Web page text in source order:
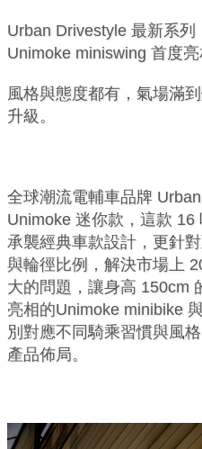
Urban Drivestyle 最新系
Unimoke miniswing 首度亮
風格與態度都有，氣場滿
升級。
全球潮流電輔車品牌
Unimoke 迷你款，這款
承襲經典車款設計，更針
與輪徑比例，解決市場上
大的問題，讓身高 150cm
亮相的Unimoke minibike
別對應不同騎乘習慣與風
產品佈局。